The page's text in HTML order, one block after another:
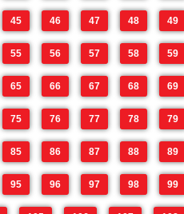
45 46 47 48 49
55 56 57 58 59
65 66 67 68 69
75 76 77 78 79
85 86 87 88 89
95 96 97 98 99